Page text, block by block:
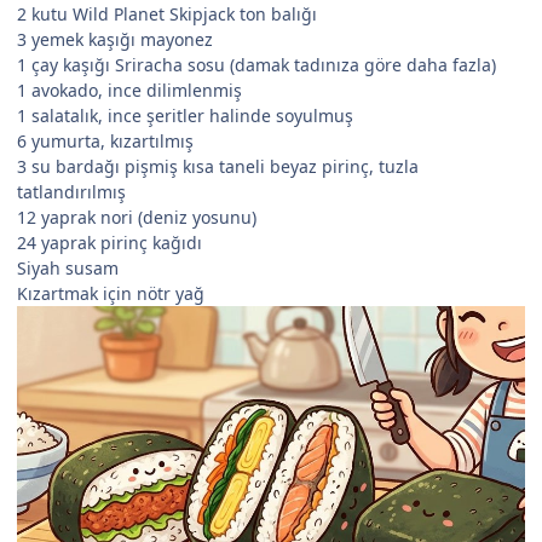
2 kutu Wild Planet Skipjack ton balığı
3 yemek kaşığı mayonez
1 çay kaşığı Sriracha sosu (damak tadınıza göre daha fazla)
1 avokado, ince dilimlenmiş
1 salatalık, ince şeritler halinde soyulmuş
6 yumurta, kızartılmış
3 su bardağı pişmiş kısa taneli beyaz pirinç, tuzla
tatlandırılmış
12 yaprak nori (deniz yosunu)
24 yaprak pirinç kağıdı
Siyah susam
Kızartmak için nötr yağ